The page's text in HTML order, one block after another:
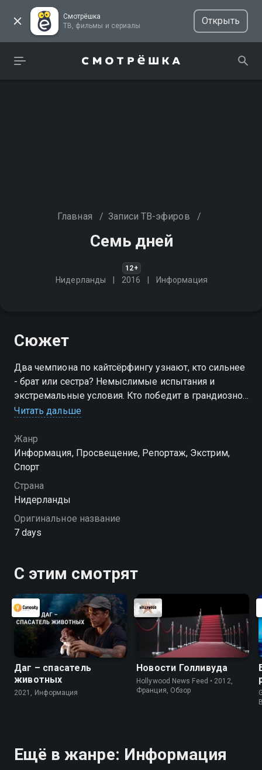
Смотрёшка
ТВ, фильмы и сериалы
Открыть
Главная / Записи ТВ-эфиров /
Семь дней
12+
Нидерланды 2016 Информация
Сюжет
Два чемпиона по кайтсёрфингу узнают, кто сильнее
- брат или сестра? Немыслимые испытания и
экстремальные условия. Кто победит в грандиозной
гонке длиной в семь дней?
Читать дальше
Жанр
Информация, Просвещение, Репортаж, Экстрим,
Спорт
Страна
Нидерланды
Оригинальное название
7 days
С этим смотрят
Даг – спасатель
животных
2021, Информация
Новости Голливуда
Hollywood News Feed • 2012,
Франция, Обзор
Ещё в жанре: Информация